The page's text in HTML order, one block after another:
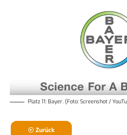
Platz 11: Bayer. (Foto: Screenshot /
Zurück